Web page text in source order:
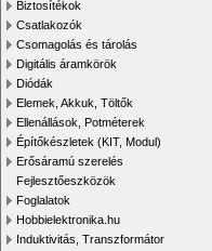
Biztosítékok
Csatlakozók
Csomagolás és tárolás
Digitális áramkörök
Diódák
Elemek, Akkuk, Töltők
Ellenállások, Potméterek
Építőkészletek (KIT, Modul)
Erősáramú szerelés
Fejlesztőeszközök
Foglalatok
Hobbielektronika.hu
Induktivitás, Transzformátor